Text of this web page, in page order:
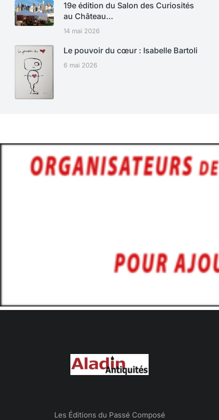
19e édition du Salon des Curiosités
au Château…
14 mai 2026
Le pouvoir du cœur : Isabelle Bartoli
6 mai 2026
Les Éditions du Passé Composé